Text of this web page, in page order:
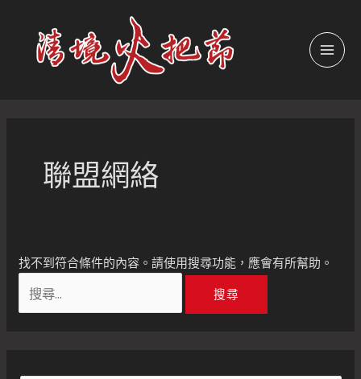
聯盟網絡
找不到符合條件的內容。請使用搜尋功能，應會有所幫助。
尋